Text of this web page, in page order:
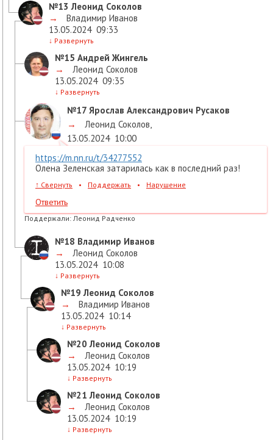
№13 Леонид Соколов
→
Владимир Иванов
13.05.2024 09:33
↓ Развернуть
№15 Андрей Жингель
→
Леонид Соколов
13.05.2024 09:35
↓ Развернуть
№17 Ярослав Александрович Русаков
→
Леонид Соколов,
13.05.2024 10:00
https://m.nn.ru/t/34277552
Олена Зеленская затарилась как в последний раз!
↑ Свернуть • Поддержать • Нарушение
Ответить
Поддержали: Леонид Радченко
№18 Владимир Иванов
→
Леонид Соколов
13.05.2024 10:08
↓ Развернуть
№19 Леонид Соколов
→
Владимир Иванов
13.05.2024 10:14
↓ Развернуть
№20 Леонид Соколов
→
Леонид Соколов
13.05.2024 10:19
↓ Развернуть
№21 Леонид Соколов
→
Леонид Соколов
13.05.2024 10:19
↓ Развернуть